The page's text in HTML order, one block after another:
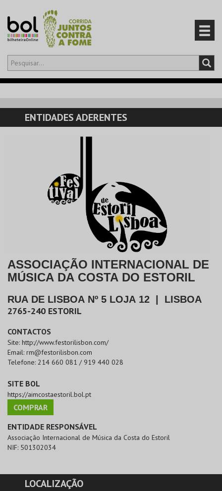
Olá,iniciar sessão
CARRINHO
EVENTOS
PRODUTOS
ENTIDADES ADERENTES
ASSOCIAÇÃO INTERNACIONAL DE
MÚSICA DA COSTA DO ESTORIL
RUA DE LISBOA Nº 5 LOJA 12 LISBOA
2765-240 ESTORIL
CONTACTOS
Site: http://www.festorilisbon.com/
Email: rm@festorilisbon.com
Telefone: 214 660 081 / 919 440 028
SITE BOL
https://aimcostaestoril.bol.pt
COMPRAR
ENTIDADE RESPONSÁVEL
Associação Internacional de Música da Costa do Estoril
NIF: 501302034
LOCALIZAÇÃO